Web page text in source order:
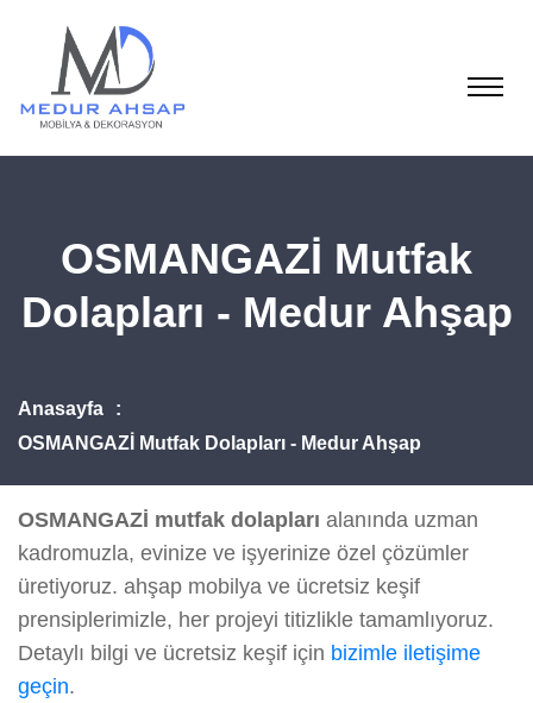
OSMANGAZİ Mutfak
Dolapları - Medur Ahşap
Anasayfa
OSMANGAZİ Mutfak Dolapları - Medur Ahşap
OSMANGAZİ mutfak dolapları alanında uzman
kadromuzla, evinize ve işyerinize özel çözümler
üretiyoruz. ahşap mobilya ve ücretsiz keşif
prensiplerimizle, her projeyi titizlikle tamamlıyoruz.
Detaylı bilgi ve ücretsiz keşif için bizimle iletişime
geçin.